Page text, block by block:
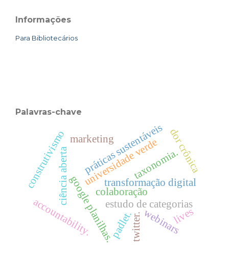
Informações
Para Bibliotecários
Palavras-chave
ciência abertagoogle planilhas.transformação digital
universidade verde
práticas sustentáveis
estudo de categorias
taxonomia.
construtivismo
colaboração
padlet.
accountability.
dor crônica
marketing
twitter.webinarslives